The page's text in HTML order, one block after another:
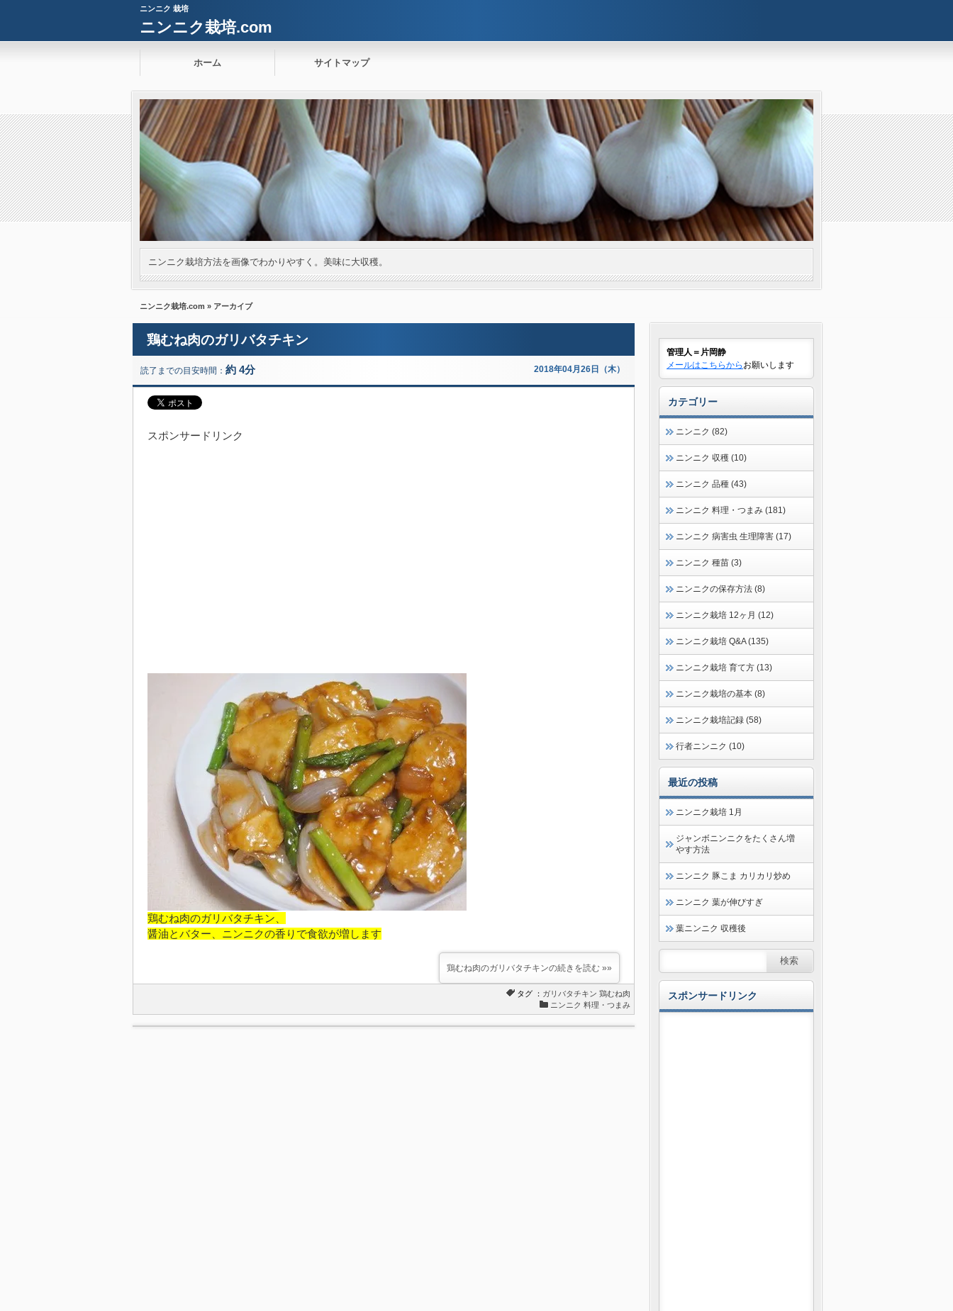
ニンニク 栽培
ニンニク栽培.com
ホーム サイトマップ
ニンニク栽培方法を画像でわかりやすく。美味に大収穫。
ニンニク栽培.com » アーカイブ
鶏むね肉のガリバタチキン
読了までの目安時間： 約 4分 2018年04月26日（木）
スポンサードリンク
鶏むね肉のガリバタチキン、
醤油とバター、ニンニクの香りで食欲が増します
鶏むね肉のガリバタチキンの続きを読む »»
タグ ： ガリバタチキン 鶏むね肉
ニンニク 料理・つまみ
管理人＝片岡静
メールはこちらから お願いします
カテゴリー
ニンニク (82)
ニンニク 収穫 (10)
ニンニク 品種 (43)
ニンニク 料理・つまみ (181)
ニンニク 病害虫 生理障害 (17)
ニンニク 種苗 (3)
ニンニクの保存方法 (8)
ニンニク栽培 12ヶ月 (12)
ニンニク栽培 Q&A (135)
ニンニク栽培 育て方 (13)
ニンニク栽培の基本 (8)
ニンニク栽培記録 (58)
行者ニンニク (10)
最近の投稿
ニンニク栽培 1月
ジャンボニンニクをたくさん増
やす方法
ニンニク 豚こま カリカリ炒め
ニンニク 葉が伸びすぎ
葉ニンニク 収穫後
スポンサードリンク